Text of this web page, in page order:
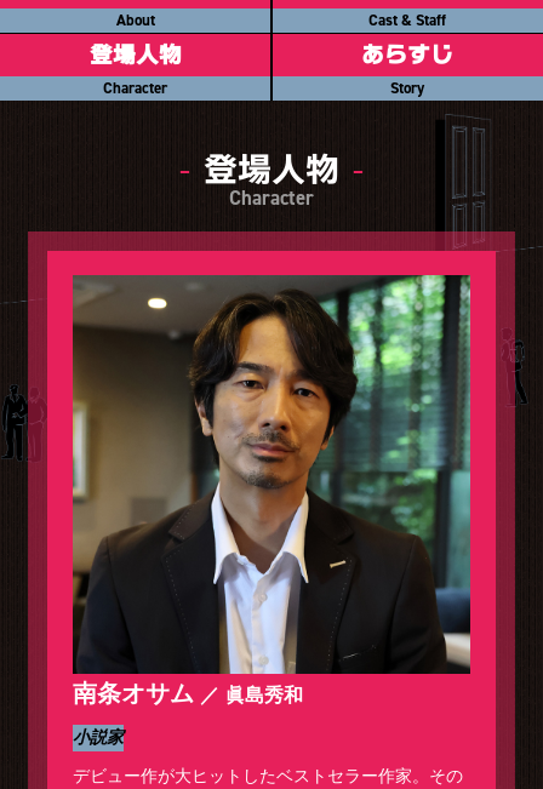
視聴方法 4K放送
ショッピング
プレゼント
ご意見・ご感想 会社情報
About Cast & Staff
登場人物
Character
あらすじ
Story
登場人物
Character
南条オサム 眞島秀和
小説家
デビュー作が大ヒットしたベストセラー作家。その